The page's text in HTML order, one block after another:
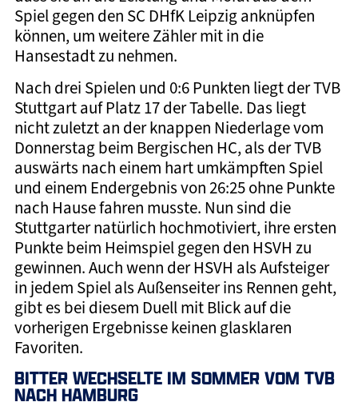
Spiel gegen den SC DHfK Leipzig anknüpfen
können, um weitere Zähler mit in die
Hansestadt zu nehmen.
Nach drei Spielen und 0:6 Punkten liegt der TVB
Stuttgart auf Platz 17 der Tabelle. Das liegt
nicht zuletzt an der knappen Niederlage vom
Donnerstag beim Bergischen HC, als der TVB
auswärts nach einem hart umkämpften Spiel
und einem Endergebnis von 26:25 ohne Punkte
nach Hause fahren musste. Nun sind die
Stuttgarter natürlich hochmotiviert, ihre ersten
Punkte beim Heimspiel gegen den HSVH zu
gewinnen. Auch wenn der HSVH als Aufsteiger
in jedem Spiel als Außenseiter ins Rennen geht,
gibt es bei diesem Duell mit Blick auf die
vorherigen Ergebnisse keinen glasklaren
Favoriten.
BITTER WECHSELTE IM SOMMER VOM TVB
NACH HAMBURG